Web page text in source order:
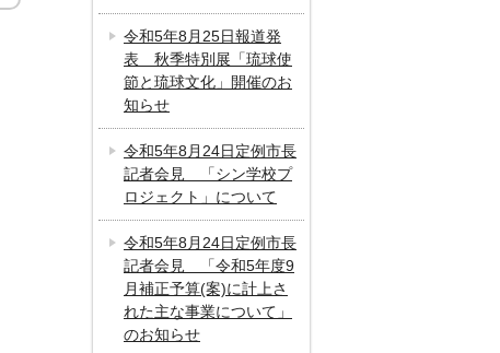
令和5年8月25日報道発
表 秋季特別展「琉球使
節と琉球文化」開催のお
知らせ
令和5年8月24日定例市長
記者会見 「シン学校プ
ロジェクト」について
令和5年8月24日定例市長
記者会見 「令和5年度9
月補正予算(案)に計上さ
れた主な事業について」
のお知らせ